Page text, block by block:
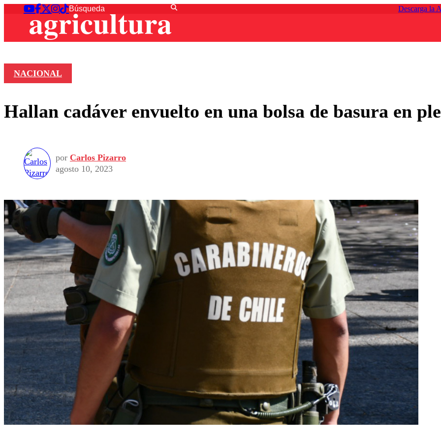
Descarga la
NACIONAL
Hallan cadáver envuelto en una bolsa de basura en
por Carlos Pizarro
agosto 10, 2023